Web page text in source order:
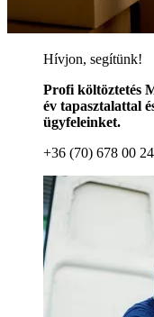
Hívjon, segítünk!
Profi költöztetés
év tapasztalattal
ügyfeleinket.
+36 (70) 678 00 24